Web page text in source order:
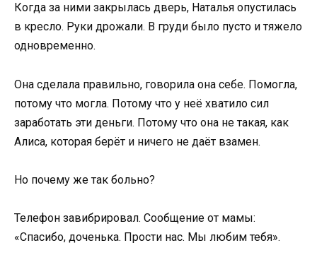
Когда за ними закрылась дверь, Наталья опустилась
в кресло. Руки дрожали. В груди было пусто и тяжело
одновременно.
Она сделала правильно, говорила она себе. Помогла,
потому что могла. Потому что у неё хватило сил
заработать эти деньги. Потому что она не такая, как
Алиса, которая берёт и ничего не даёт взамен.
Но почему же так больно?
Телефон завибрировал. Сообщение от мамы:
«Спасибо, доченька. Прости нас. Мы любим тебя».